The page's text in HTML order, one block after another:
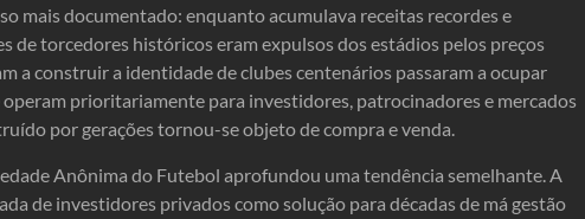
mais documentado: enquanto acumulava receitas recordes e
de torcedores históricos eram expulsos dos estádios pelos preços
a construir a identidade de clubes centenários passaram a ocupar
prioritariamente para investidores, patrocinadores e mercados
por gerações tornou-se objeto de compra e venda.
Anônima do Futebol aprofundou uma tendência semelhante. A
de investidores privados como solução para décadas de má gestão